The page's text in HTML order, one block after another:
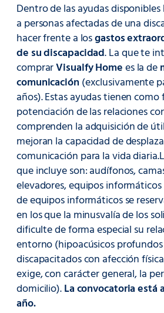
Dentro de las ayudas
a personas afectadas de una
hacer frente a losgastos
de su discapacidad. La que te
comprarVisualfy Homees la de
comunicación(exclusivamente
años). Estas ayudas tienen
potenciación de las relaciones
comprenden la adquisición de
mejoran la capacidad de
comunicación para la vida
que incluye son: audífonos,
elevadores, equipos
de equipos informáticos se
en los que la minusvalía de los
dificulte de forma especial su
entorno (hipoacúsicos
discapacitados con afección
exige, con carácter general, la
domicilio).La convocatoria
año.